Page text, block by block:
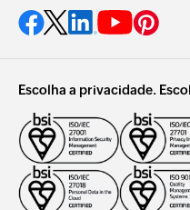
Escolha a privacidade.